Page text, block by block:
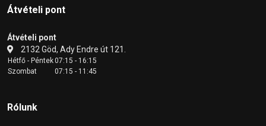
Átvételi pont
Átvételi pont
2132 Göd, Ady Endre út 121.
Hétfő - Péntek07:15 - 16:15
Szombat
07:15 - 11:45
Rólunk